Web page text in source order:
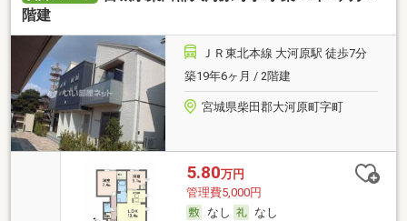
階建
ＪＲ東北本線 大河原駅 徒歩7分
築19年6ヶ月 / 2階建
宮城県柴田郡大河原町字町
5.80万円
管理費5,000円
なし
なし